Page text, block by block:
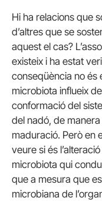
Hi ha relacions que
d’altres que se
aquest el cas?
existeix i ha estat
conseqüència no és
microbiota influeix
conformació del
del nadó, de
maduració. Però en
veure si és
microbiota qui
que a mesura que
microbiana de